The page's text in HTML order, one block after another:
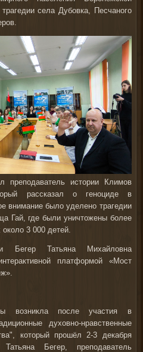
села Дубовка, Песчаного
преподаватель истории Климов
рассказал о геноциде в
внимание было уделено трагедии
Гай, где были уничтожены более
3 000 детей.
Бегер Татьяна Михайловна
платформой «Мост
возникла после участия в
духовно-нравственные
который прошёл 2-3 декабря
Бегер, преподаватель